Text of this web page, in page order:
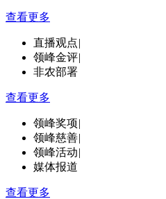
查看更多
直播观点|
领峰金评|
非农部署
查看更多
领峰奖项|
领峰慈善|
领峰活动|
媒体报道
查看更多